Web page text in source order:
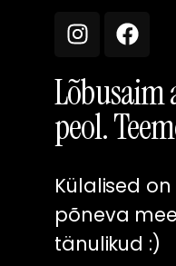
peol.
Külalised
põneva
tänulikud :)